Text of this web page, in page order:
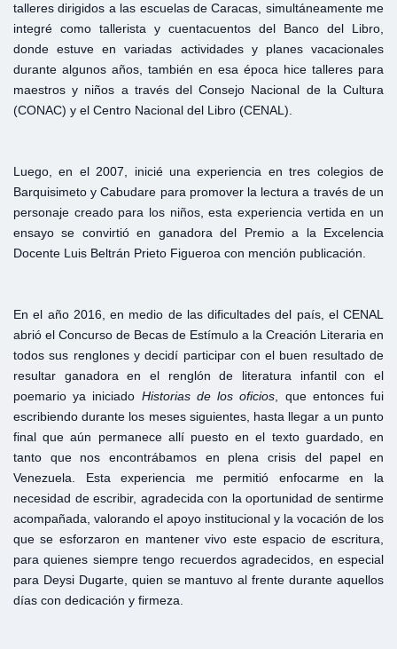
talleres dirigidos a las escuelas de Caracas, simultáneamente me
integré como tallerista y cuentacuentos del Banco del Libro,
donde estuve en variadas actividades y planes vacacionales
durante algunos años, también en esa época hice talleres para
maestros y niños a través del Consejo Nacional de la Cultura
(CONAC) y el Centro Nacional del Libro (CENAL).
Luego, en el 2007, inicié una experiencia en tres colegios de
Barquisimeto y Cabudare para promover la lectura a través de un
personaje creado para los niños, esta experiencia vertida en un
ensayo se convirtió en ganadora del Premio a la Excelencia
Docente Luis Beltrán Prieto Figueroa con mención publicación.
En el año 2016, en medio de las dificultades del país, el CENAL
abrió el Concurso de Becas de Estímulo a la Creación Literaria en
todos sus renglones y decidí participar con el buen resultado de
resultar ganadora en el renglón de literatura infantil con el
poemario ya iniciado Historias de los oficios, que entonces fui
escribiendo durante los meses siguientes, hasta llegar a un punto
final que aún permanece allí puesto en el texto guardado, en
tanto que nos encontrábamos en plena crisis del papel en
Venezuela. Esta experiencia me permitió enfocarme en la
necesidad de escribir, agradecida con la oportunidad de sentirme
acompañada, valorando el apoyo institucional y la vocación de los
que se esforzaron en mantener vivo este espacio de escritura,
para quienes siempre tengo recuerdos agradecidos, en especial
para Deysi Dugarte, quien se mantuvo al frente durante aquellos
días con dedicación y firmeza.